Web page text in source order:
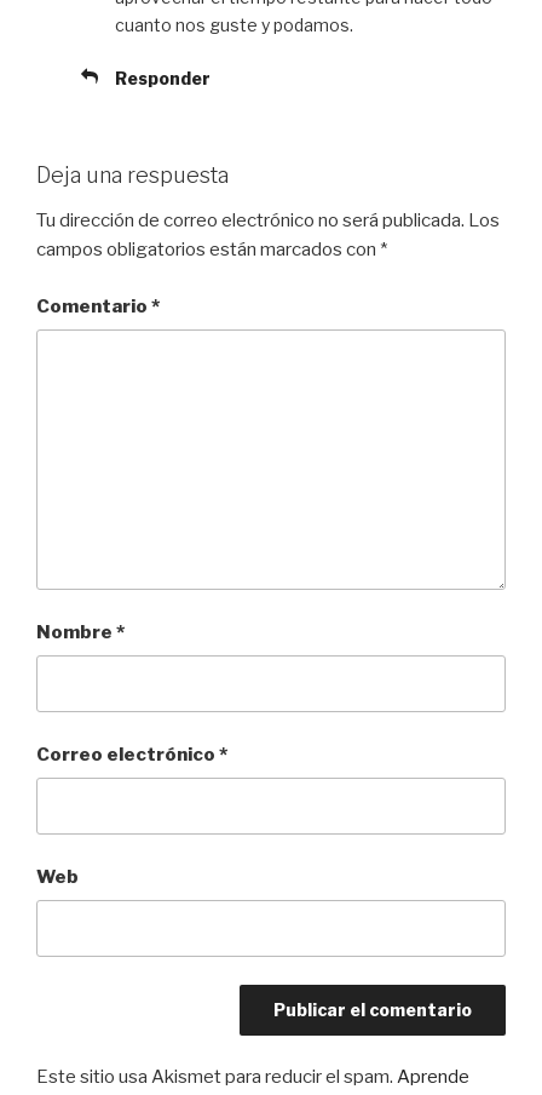
cuanto nos guste y podamos.
Responder
Deja una respuesta
Tu dirección de correo electrónico no será publicada. Los
campos obligatorios están marcados con *
Comentario *
Nombre *
Correo electrónico *
Web
Este sitio usa Akismet para reducir el spam. Aprende